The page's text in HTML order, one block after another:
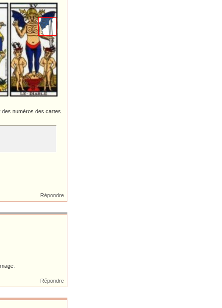
numéros des cartes.
Répondre
Répondre